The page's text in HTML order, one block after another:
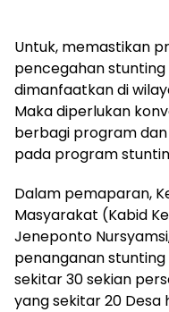
Untuk, memastikan
pencegahan
dimanfaatkan di
Maka diperlukan
berbagi program
pada program
Dalam pemaparan,
Masyarakat (Kabid
Jeneponto
penanganan
sekitar 30 sekian
yang sekitar 20 Desa